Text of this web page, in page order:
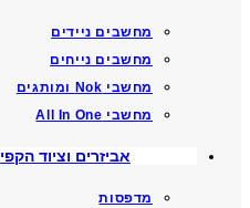
מחשבים ניידים
מחשבים נייחים
מחשבי Nok ומותגים
מחשבי All In One
אביזרים וציוד הקפי
מדפסות